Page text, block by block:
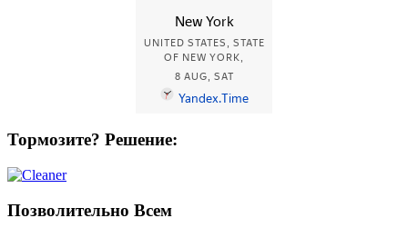
Тормозите? Решение:
Позволительно Всем